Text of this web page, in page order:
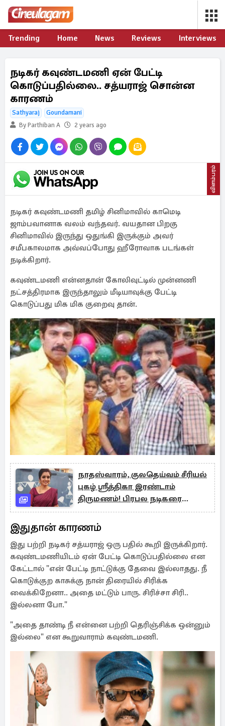
Trending Home News Reviews Interviews
நடிகர் கவுண்டமணி ஏன் பேட்டி
கொடுப்பதில்லை.. சத்யராஜ் சொன்ன
காரணம்
Sathyaraj
Goundamani
By Parthiban A
2 years ago
விளம்பரம்
நடிகர் கவுண்டமணி தமிழ் சினிமாவில் காமெடி
ஜாம்பவானாக வலம் வந்தவர். வயதான பிறகு
சினிமாவில் இருந்து ஒதுங்கி இருக்கும் அவர்
சமீபகாலமாக அவ்வப்போது ஹீரோவாக படங்கள்
நடிக்கிறார்.
கவுண்டமணி என்னதான் கோலிவுட்டில் முன்னணி
நட்சத்திரமாக இருந்தாலும் மீடியாவுக்கு பேட்டி
கொடுப்பது மிக மிக குறைவு தான்.
நாதஸ்வாரம், குலதெய்வம் சீரியல்
புகழ் ஸ்ரீத்திகா இரண்டாம்
திருமணம்! பிரபல நடிகரை
மணந்தார்
இதுதான் காரணம்
இது பற்றி நடிகர் சத்யராஜ் ஒரு பதில் கூறி இருக்கிறார்.
கவுண்டமணியிடம் ஏன் பேட்டி கொடுப்பதில்லை என
கேட்டால் "என் பேட்டி நாட்டுக்கு தேவை இல்லாதது. நீ
கொடுக்குற காசுக்கு நான் திரையில் சிரிக்க
வைக்கிறேனா.. அதை மட்டும் பாரு. சிரிச்சா சிரி..
இல்லனா போ."
"அதை தாண்டி நீ என்னை பற்றி தெரிஞ்சிக்க ஒன்னும்
இல்லை" என கூறுவாராம் கவுண்டமணி.